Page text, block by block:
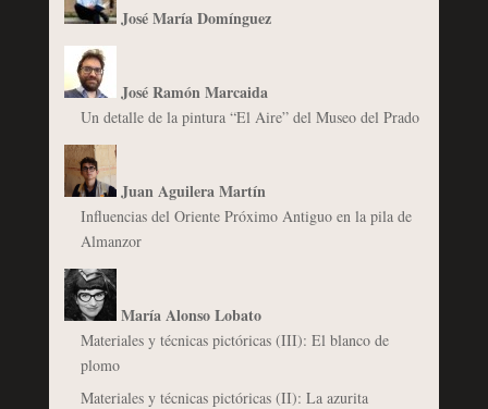
José María Domínguez
José Ramón Marcaida
Un detalle de la pintura “El Aire” del Museo del Prado
Juan Aguilera Martín
Influencias del Oriente Próximo Antiguo en la pila de
Almanzor
María Alonso Lobato
Materiales y técnicas pictóricas (III): El blanco de
plomo
Materiales y técnicas pictóricas (II): La azurita